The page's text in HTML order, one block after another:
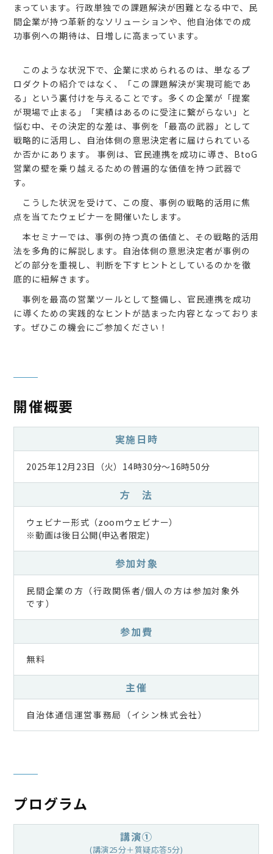
まっています。行政単独での課題解決が困難となる中で、民
間企業が持つ革新的なソリューションや、他自治体での成
功事例への期待は、日増しに高まっています。
このような状況下で、企業に求められるのは、単なるプ
ロダクトの紹介ではなく、「この課題解決が実現可能であ
る」という裏付けを与えることです。多くの企業が「提案
が現場で止まる」「実績はあるのに受注に繋がらない」と
悩む中、その決定的な差は、事例を「最高の武器」として
戦略的に活用し、自治体側の意思決定者に届けられている
か否かにあります。 事例は、官民連携を成功に導き、BtoG
営業の壁を乗り越えるための普遍的な価値を持つ武器で
す。
こうした状況を受けて、この度、事例の戦略的活用に焦
点を当てたウェビナーを開催いたします。
本セミナーでは、事例の持つ真の価値と、その戦略的活用
法を多角的に解説します。自治体側の意思決定者が事例の
どの部分を重視し、判断を下すヒントとしているのかを徹
底的に紐解きます。
事例を最高の営業ツールとして整備し、官民連携を成功
に導くための実践的なヒントが詰まった内容となっておりま
す。ぜひこの機会にご参加ください！
開催概要
実施日時
2025年12月23日（火）14時30分～16時50分
方 法
ウェビナー形式（zoomウェビナー）
※動画は後日公開(申込者限定)
参加対象
民間企業の方（行政関係者/個人の方は参加対象外
です）
参加費
無料
主催
自治体通信運営事務局（イシン株式会社）
プログラム
講演①
(講演25分＋質疑応答5分)